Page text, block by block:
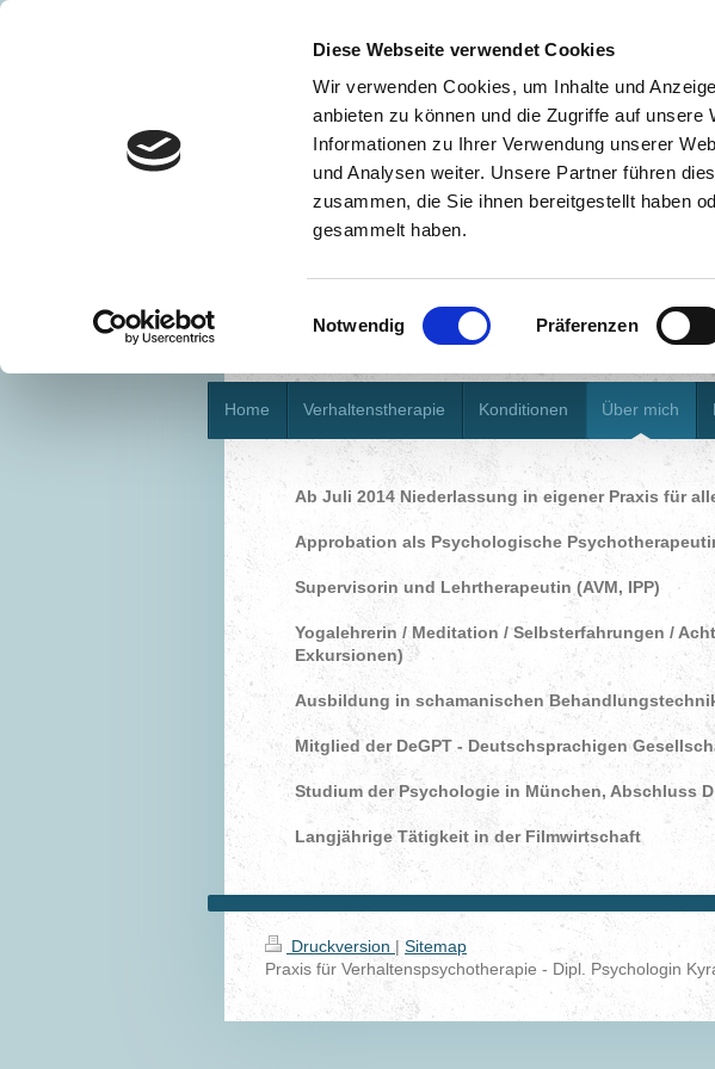
Diese Webseite verwendet Cookies
Wir verwenden Cookies, um Inhalte und
anbieten zu können und die Zugriffe auf
Informationen zu Ihrer Verwendung unserer
und Analysen weiter. Unsere Partner führen
zusammen, die Sie ihnen bereitgestellt haben
gesammelt haben.
Einwilligungsauswahl
Notwendig Präferenzen
Home Verhaltenstherapie Konditionen Über mich
Ab Juli 2014 Niederlassung in eigener Praxis für
Approbation als Psychologische
Supervisorin und Lehrtherapeutin (AVM, IPP)
Yogalehrerin / Meditation / Selbsterfahrungen /
Exkursionen)
Ausbildung in schamanischen
Mitglied der DeGPT - Deutschsprachigen
Studium der Psychologie in München, Abschluss
Langjährige Tätigkeit in der Filmwirtschaft
Druckversion | Sitemap
Praxis für Verhaltenspsychotherapie - Dipl. Psychologin